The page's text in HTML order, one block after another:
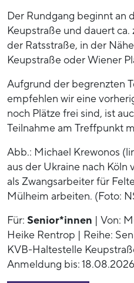
Der Rundgang beginnt an
Keupstraße und dauert
der Ratsstraße, in der
Keupstraße oder Wiener
Aufgrund der begrenzten
empfehlen wir eine
noch Plätze frei sind, ist
Teilnahme am Treffpunkt
Abb.: Michael Krewonos
aus der Ukraine nach
als Zwangsarbeiter für
Mülheim arbeiten. (Foto:
Für: Senior*innen | Von:
Heike Rentrop | Reihe:
KVB-Haltestelle
Anmeldung bis: 18.08.2026